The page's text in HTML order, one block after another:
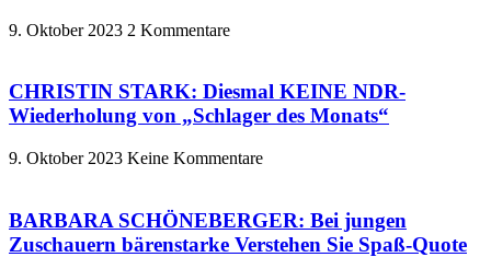
9. Oktober 2023 2 Kommentare
CHRISTIN STARK: Diesmal KEINE NDR-
Wiederholung von „Schlager des Monats“
9. Oktober 2023 Keine Kommentare
BARBARA SCHÖNEBERGER: Bei jungen
Zuschauern bärenstarke Verstehen Sie Spaß-Quote